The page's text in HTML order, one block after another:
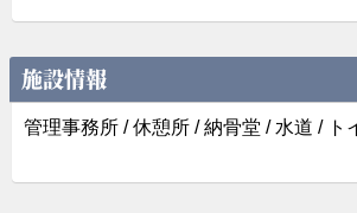
施設情報
管理事務所 / 休憩所 / 納骨堂 / 水道 / ト